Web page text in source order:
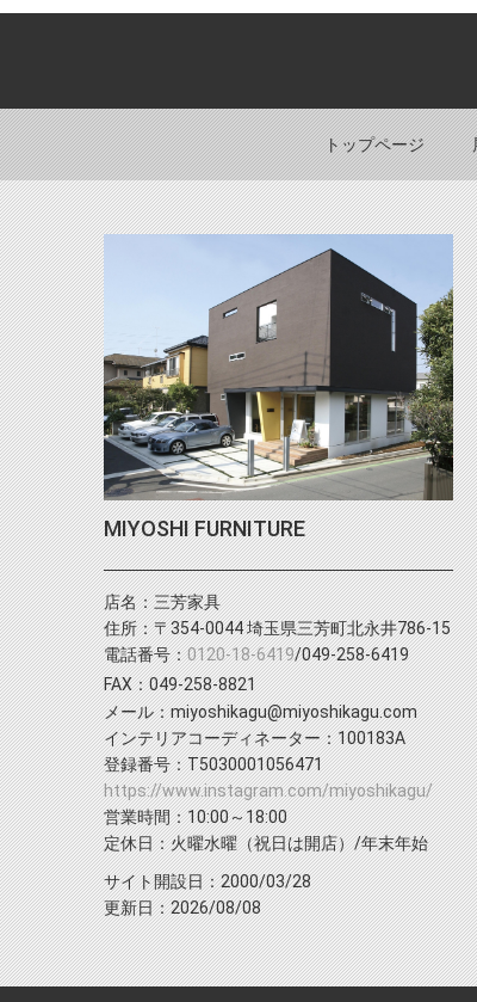
トップページ
MIYOSHI FURNITURE
店名：三芳家具
住所：〒354-0044 埼玉県三芳町北永井786-15
電話番号：0120-18-6419/049-258-6419
FAX：049-258-8821
メール：miyoshikagu@miyoshikagu.com
インテリアコーディネーター：100183A
登録番号：T5030001056471
https://www.instagram.com/miyoshikagu/
営業時間：10:00～18:00
定休日：火曜水曜（祝日は開店）/年末年始
サイト開設日：2000/03/28
更新日：2026/08/08